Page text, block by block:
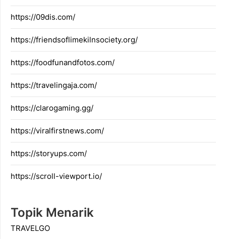
https://09dis.com/
https://friendsoflimekilnsociety.org/
https://foodfunandfotos.com/
https://travelingaja.com/
https://clarogaming.gg/
https://viralfirstnews.com/
https://storyups.com/
https://scroll-viewport.io/
Topik Menarik
TRAVELGO